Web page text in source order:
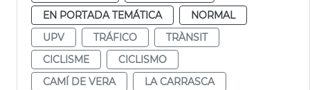
EN PORTADA TEMÁTICA
NORMAL
UPV
TRÁFICO
TRÀNSIT
CICLISME
CICLISMO
CAMÍ DE VERA
LA CARRASCA